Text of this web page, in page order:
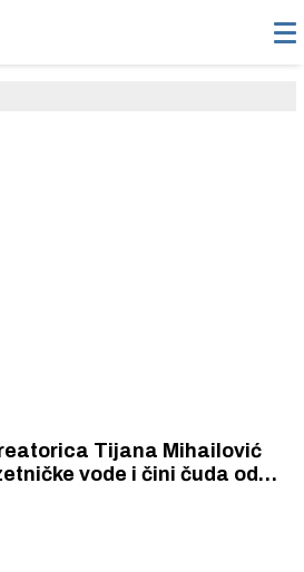
Tijana Mihailović
vode i čini čuda od